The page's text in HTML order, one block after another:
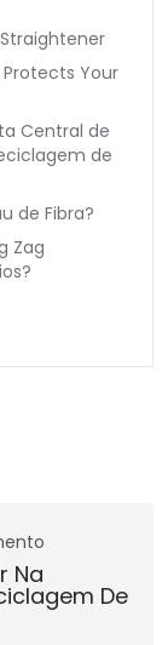
Your
Central de
de
de Fibra?
Zag
Na
De